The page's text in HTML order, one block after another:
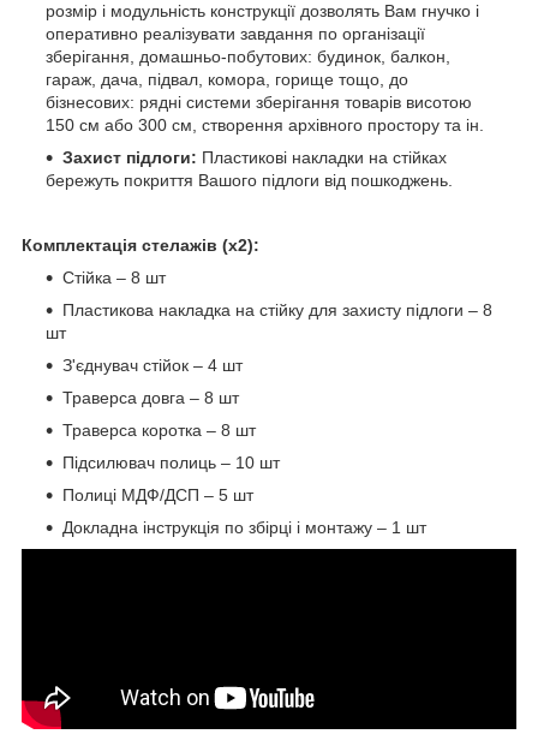
розмір і модульність конструкції дозволять Вам гнучко і
оперативно реалізувати завдання по організації
зберігання, домашньо-побутових: будинок, балкон,
гараж, дача, підвал, комора, горище тощо, до
бізнесових: рядні системи зберігання товарів висотою
150 см або 300 см, створення архівного простору та ін.
Захист підлоги: Пластикові накладки на стійках
бережуть покриття Вашого підлоги від пошкоджень.
Комплектація стелажів (х2):
Стійка – 8 шт
Пластикова накладка на стійку для захисту підлоги – 8
шт
З'єднувач стійок – 4 шт
Траверса довга – 8 шт
Траверса коротка – 8 шт
Підсилювач полиць – 10 шт
Полиці МДФ/ДСП – 5 шт
Докладна інструкція по збірці і монтажу – 1 шт